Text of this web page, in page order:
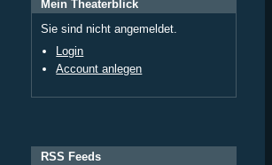
Mein Theaterblick
Sie sind nicht angemeldet.
Login
Account anlegen
RSS Feeds